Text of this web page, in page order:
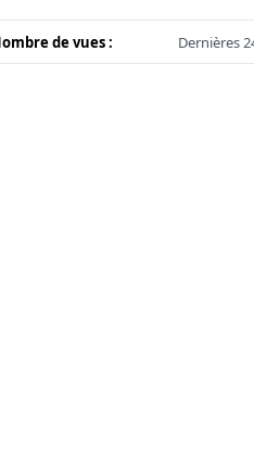
de vues : Dernières